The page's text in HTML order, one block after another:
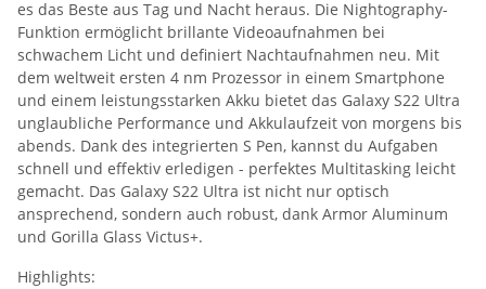
es das Beste aus Tag und Nacht heraus. Die Nightography-
Funktion ermöglicht brillante Videoaufnahmen bei
schwachem Licht und definiert Nachtaufnahmen neu. Mit
dem weltweit ersten 4 nm Prozessor in einem Smartphone
und einem leistungsstarken Akku bietet das Galaxy S22 Ultra
unglaubliche Performance und Akkulaufzeit von morgens bis
abends. Dank des integrierten S Pen, kannst du Aufgaben
schnell und effektiv erledigen - perfektes Multitasking leicht
gemacht. Das Galaxy S22 Ultra ist nicht nur optisch
ansprechend, sondern auch robust, dank Armor Aluminum
und Gorilla Glass Victus+.
Highlights: